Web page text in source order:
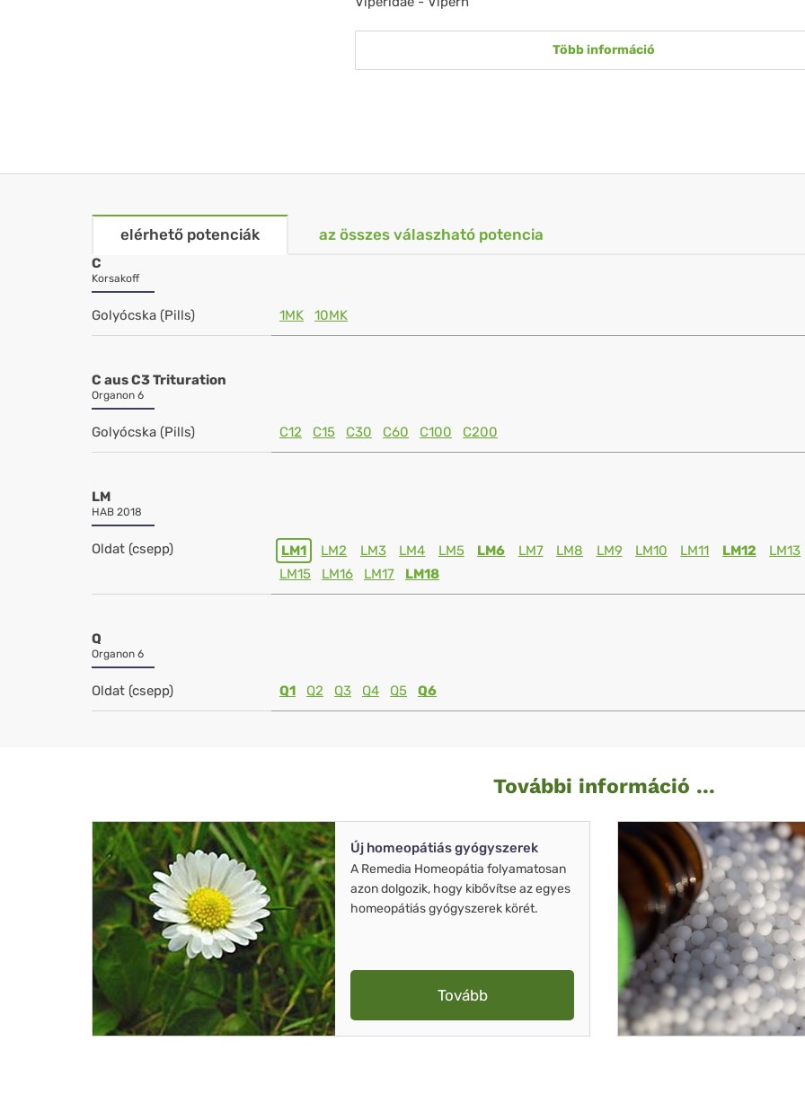
Több információ
elérhető potenciák az összes válaszható potencia
C
Korsakoff
Golyócska (Pills) 1MK 10MK
C aus C3 Trituration
Organon 6
Golyócska (Pills) C12 C15 C30 C60 C100 C200
LM
HAB 2018
Oldat (csepp) LM1 LM2 LM3 LM4 LM5 LM6 LM7 LM8 LM9 LM10 LM11 LM12
LM13
LM15
LM16 LM17 LM18
Q
Organon 6
Oldat (csepp) Q1 Q2 Q3 Q4 Q5 Q6
További információ ...
Új homeopátiás gyógyszerek
A Remedia Homeopátia folyamatosan
azon dolgozik, hogy kibővítse az egyes
homeopátiás gyógyszerek körét.
Tovább